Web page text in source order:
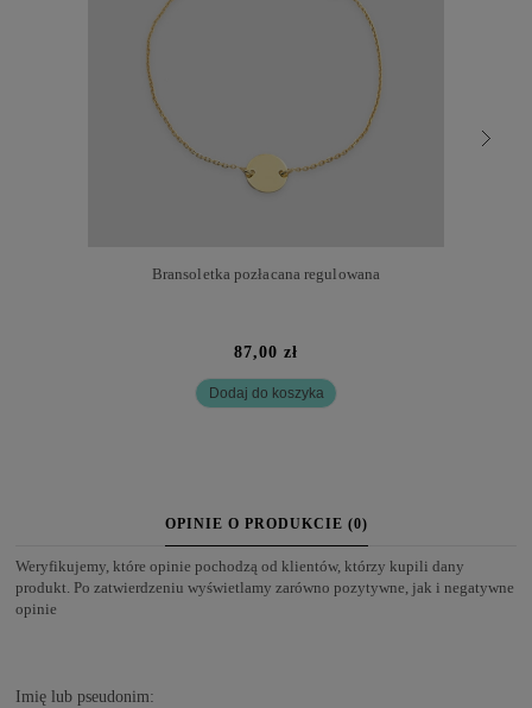
Bransoletka pozłacana regulowana
87,00 zł
Dodaj do koszyka
OPINIE O PRODUKCIE (0)
Weryfikujemy, które opinie pochodzą od klientów, którzy kupili dany
produkt. Po zatwierdzeniu wyświetlamy zarówno pozytywne, jak i negatywne
opinie
Imię lub pseudonim: